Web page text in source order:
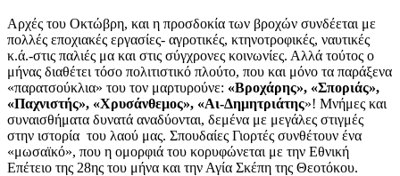
Αρχές του Οκτώβρη, και η προσδοκία των βροχών συνδέεται με
πολλές εποχιακές εργασίες- αγροτικές, κτηνοτροφικές, ναυτικές
κ.ά.-στις παλιές μα και στις σύγχρονες κοινωνίες. Αλλά τούτος ο
μήνας διαθέτει τόσο πολιτιστικό πλούτο, που και μόνο τα παράξενα
«παρατσούκλια» του τον μαρτυρούνε: «Βροχάρης», «Σποριάς»,
«Παχνιστής», «Χρυσάνθεμος», «Αι-Δημητριάτης»! Μνήμες και
συναισθήματα δυνατά αναδύονται, δεμένα με μεγάλες στιγμές
στην ιστορία του λαού μας. Σπουδαίες Γιορτές συνθέτουν ένα
«μωσαϊκό», που η ομορφιά του κορυφώνεται με την Εθνική
Επέτειο της 28ης του μήνα και την Αγία Σκέπη της Θεοτόκου.